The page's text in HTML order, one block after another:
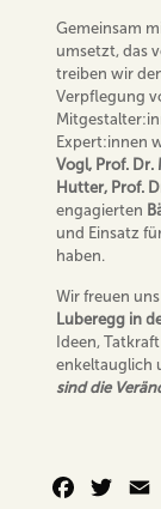
Gemeinsam
umsetzt, das
treiben wir
Verpflegung
Expert:innen
Vogl, Prof. Dr.
Hutter, Prof.
engagierten
und Einsatz
haben.
Wir freuen
Luberegg in
Ideen,
enkeltauglich
sind die
Facebook